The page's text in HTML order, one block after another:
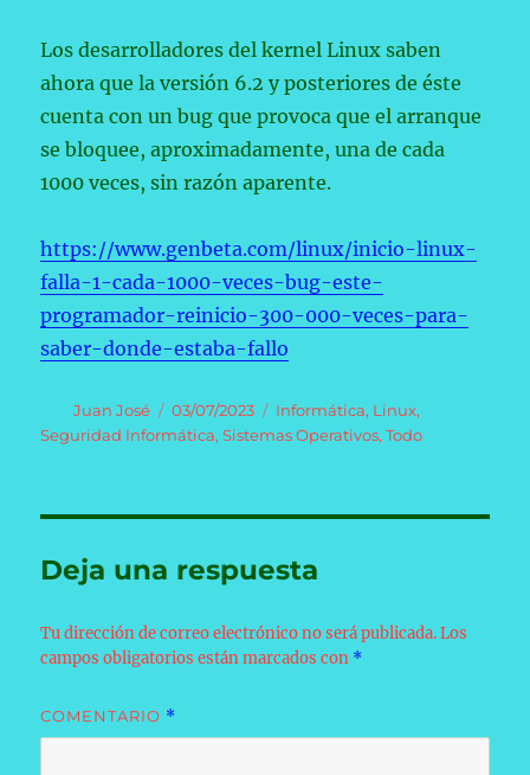
Los desarrolladores del kernel Linux saben
ahora que la versión 6.2 y posteriores de éste
cuenta con un bug que provoca que el arranque
se bloquee, aproximadamente, una de cada
1000 veces, sin razón aparente.
https://www.genbeta.com/linux/inicio-linux-
falla-1-cada-1000-veces-bug-este-
programador-reinicio-300-000-veces-para-
saber-donde-estaba-fallo
Autor
Juan José
Publicado
el
03/07/2023 Categorías
Informática, Linux,
Seguridad Informática,Sistemas Operativos,Todo
Deja una respuesta
Tu dirección de correo electrónico no será publicada. Los
campos obligatorios están marcados con *
COMENTARIO *